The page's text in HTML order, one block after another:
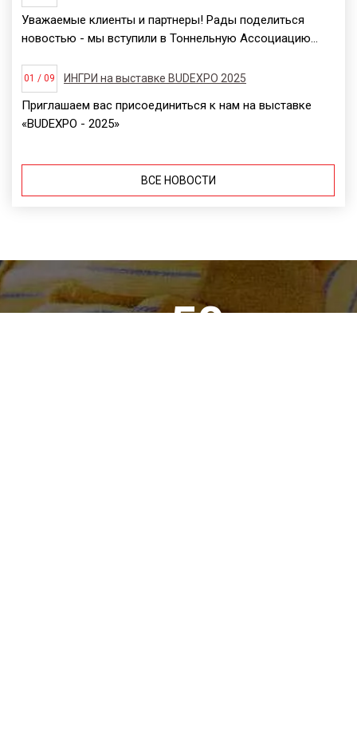
Уважаемые клиенты и партнеры! Рады поделиться
новостью - мы вступили в Тоннельную Ассоциацию...
01 / 09 ИНГРИ на выставке BUDEXPO 2025
Приглашаем вас присоединиться к нам на выставке
«BUDEXPO - 2025»
ВСЕ НОВОСТИ
> 50